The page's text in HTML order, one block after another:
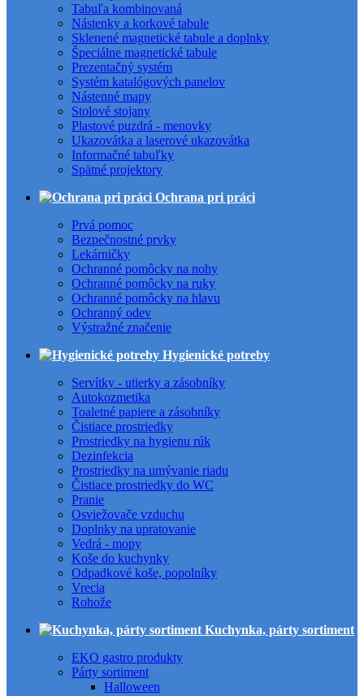
Tabuľa kombinovaná
Nástenky a korkové tabule
Sklenené magnetické tabule a doplnky
Špeciálne magnetické tabule
Prezentačný systém
Systém katalógových panelov
Nástenné mapy
Stolové stojany
Plastové puzdrá - menovky
Ukazovátka a laserové ukazovátka
Informačné tabuľky
Spätné projektory
Ochrana pri práci
Prvá pomoc
Bezpečnostné prvky
Lekárničky
Ochranné pomôcky na nohy
Ochranné pomôcky na ruky
Ochranné pomôcky na hlavu
Ochranný odev
Výstražné značenie
Hygienické potreby
Servítky - utierky a zásobníky
Autokozmetika
Toaletné papiere a zásobníky
Čistiace prostriedky
Prostriedky na hygienu rúk
Dezinfekcia
Prostriedky na umývanie riadu
Čistiace prostriedky do WC
Pranie
Osviežovače vzduchu
Doplnky na upratovanie
Vedrá - mopy
Koše do kuchynky
Odpadkové koše, popolníky
Vrecia
Rohože
Kuchynka, párty sortiment
EKO gastro produkty
Párty sortiment
Halloween